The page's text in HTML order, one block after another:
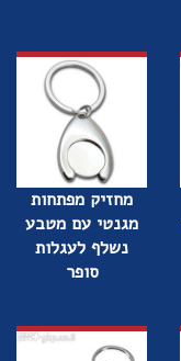
מחזיק מפתחות
מגנטי עם מטבע
נשלף לעגלות
סופר